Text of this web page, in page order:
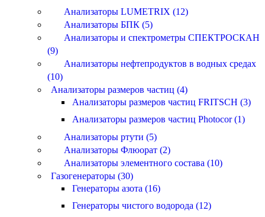
Анализаторы LUMETRIX (12)
Анализаторы БПК (5)
Анализаторы и спектрометры СПЕКТРОСКАН
(9)
Анализаторы нефтепродуктов в водных средах
(10)
Анализаторы размеров частиц (4)
Анализаторы размеров частиц FRITSCH (3)
Анализаторы размеров частиц Photocor (1)
Анализаторы ртути (5)
Анализаторы Флюорат (2)
Анализаторы элементного состава (10)
Газогенераторы (30)
Генераторы азота (16)
Генераторы чистого водорода (12)